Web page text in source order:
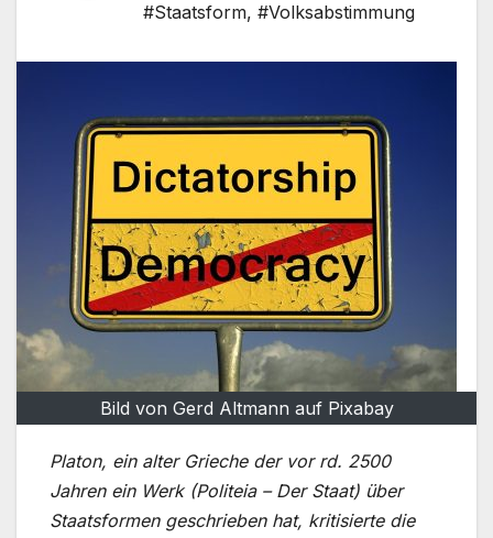
#Staatsform, #Volksabstimmung
Bild von Gerd Altmann auf Pixabay
Platon, ein alter Grieche der vor rd. 2500
Jahren ein Werk (Politeia – Der Staat) über
Staatsformen geschrieben hat, kritisierte die